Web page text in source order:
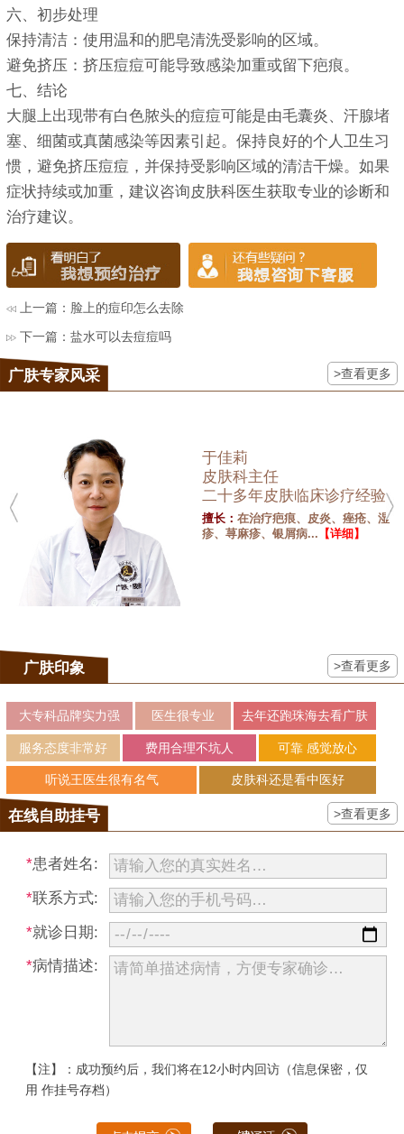
六、初步处理
保持清洁：使用温和的肥皂清洗受影响的区域。
避免挤压：挤压痘痘可能导致感染加重或留下疤痕。
七、结论
大腿上出现带有白色脓头的痘痘可能是由毛囊炎、汗腺堵
塞、细菌或真菌感染等因素引起。保持良好的个人卫生习
惯，避免挤压痘痘，并保持受影响区域的清洁干燥。如果
症状持续或加重，建议咨询皮肤科医生获取专业的诊断和
治疗建议。
上一篇： 脸上的痘印怎么去除
下一篇：盐水可以去痘痘吗
广肤专家风采 >查看更多
于佳莉
皮肤科主任
二十多年皮肤临床诊疗经验
擅长：在治疗疤痕、皮炎、痤疮、湿
疹、荨麻疹、银屑病... 【详细】
广肤印象 >查看更多
大专科品牌实力强 医生很专业 去年还跑珠海去看广肤
服务态度非常好 费用合理不坑人 可靠 感觉放心
听说王医生很有名气 皮肤科还是看中医好
在线自助挂号 >查看更多
*患者姓名:
*联系方式:
*就诊日期:
*病情描述:
【注】：成功预约后，我们将在12小时内回访（信息保密，仅
用 作挂号存档）